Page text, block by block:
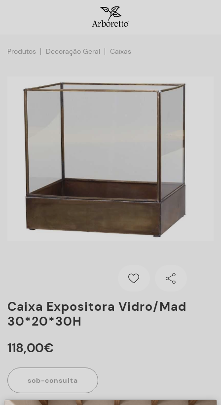
Produtos Decoração Geral Caixas
Caixa Expositora Vidro/mad
30*20*30H
118,00€
sob-consulta
Este artigo encontra-se sob consulta, para mais informações